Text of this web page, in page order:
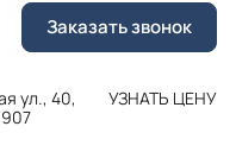
Заказать звонок
ул., 40,
УЗНАТЬ ЦЕНУ